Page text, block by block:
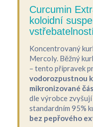
Curcumin
koloidní
Koncentrovaný
Mercoly. Běžný
– tento přípravek
vodorozpustnou
mikronizované
dle výrobce
standardním 95%
bez pepřového